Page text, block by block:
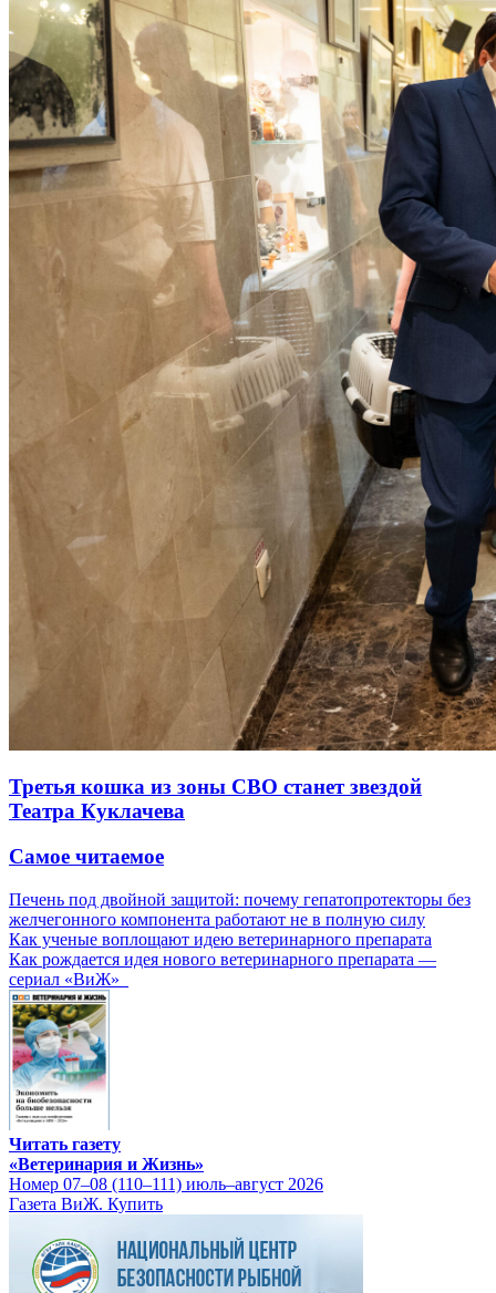
Третья кошка из зоны СВО станет звездой
Театра Куклачева
Самое читаемое
Печень под двойной защитой: почему гепатопротекторы без
желчегонного компонента работают не в полную силу
Как ученые воплощают идею ветеринарного препарата
Как рождается идея нового ветеринарного препарата —
сериал «ВиЖ»
Читать газету
«Ветеринария и Жизнь»
Номер 07–08 (110–111) июль–август 2026
Газета ВиЖ. Купить